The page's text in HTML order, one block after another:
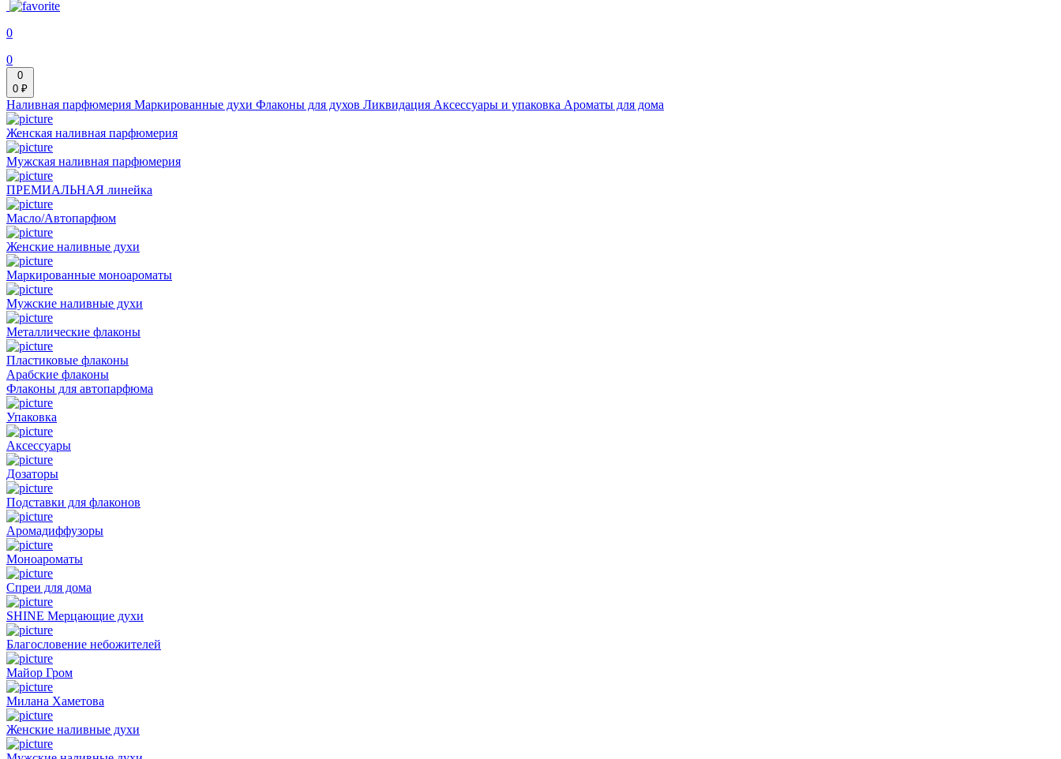
0
0
0
0 ₽
Наливная парфюмерия Маркированные духи Флаконы для духов Ликвидация Аксессуары и упаковка Ароматы для дома
Женская наливная парфюмерия
Мужская наливная парфюмерия
ПРЕМИАЛЬНАЯ линейка
Масло/Автопарфюм
Женские наливные духи
Маркированные моноароматы
Мужские наливные духи
Металлические флаконы
Пластиковые флаконы
Арабские флаконы
Флаконы для автопарфюма
Упаковка
Аксессуары
Дозаторы
Подставки для флаконов
Аромадиффузоры
Моноароматы
Спреи для дома
SHINE Мерцающие духи
Благословение небожителей
Майор Гром
Милана Хаметова
Женские наливные духи